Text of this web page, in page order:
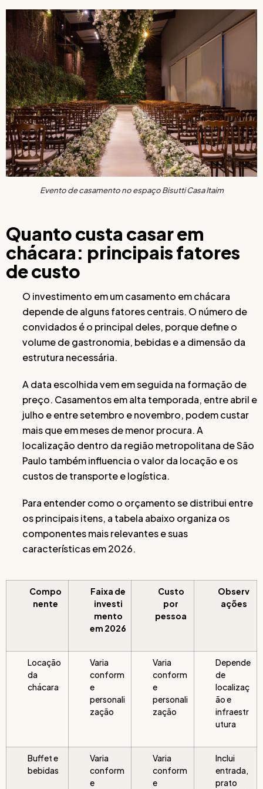
Evento de casamento no espaço Bisutti Casa Itaim
Quanto custa casar em
chácara: principais fatores
de custo
O investimento em um casamento em chácara
depende de alguns fatores centrais. O número de
convidados é o principal deles, porque define o
volume de gastronomia, bebidas e a dimensão da
estrutura necessária.
A data escolhida vem em seguida na formação de
preço. Casamentos em alta temporada, entre abril e
julho e entre setembro e novembro, podem custar
mais que em meses de menor procura. A
localização dentro da região metropolitana de São
Paulo também influencia o valor da locação e os
custos de transporte e logística.
Para entender como o orçamento se distribui entre
os principais itens, a tabela abaixo organiza os
componentes mais relevantes e suas
características em 2026.
Compo
nente
Faixa de
investi
mento
em 2026
Custo
por
pessoa
Observ
ações
Locação
da
chácara
Varia
conform
e
personali
zação
Varia
conform
e
personali
zação
Depende
de
localizaç
ão e
infraestr
utura
Buffet e
bebidas
Varia
conform
e
Varia
conform
e
Inclui
entrada,
prato